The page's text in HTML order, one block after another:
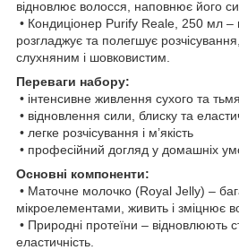
відновлює волосся, наповнює його
• Кондиціонер Purify Reale, 250 мл –
розгладжує та полегшує
слухняним і шовковистим.
Переваги набору:
• інтенсивне живлення сухого та
• відновлення сили, блиску та
• легке розчісування і м’якість
• професійний догляд у домашніх
Основні компоненти:
• Маточне молочко (Royal Jelly) –
мікроелементами, живить і зміцнює
• Природні протеїни – відновлюють
еластичність.